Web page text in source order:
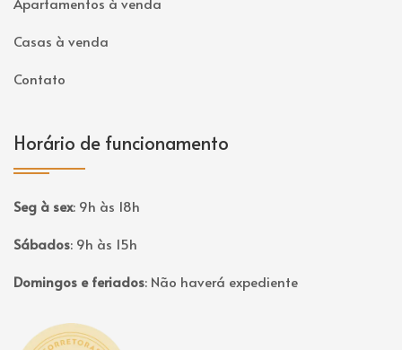
Casas à venda
Contato
Horário de funcionamento
Seg à sex: 9h às 18h
Sábados: 9h às 15h
Domingos e feriados: Não haverá expediente
Página inicial